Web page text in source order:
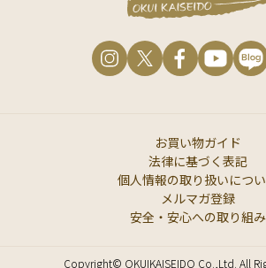
お買い物ガイド
法律に基づく表記
個人情報の取り扱いにつ
メルマガ登録
安全・安心への取り組み
Copyright© OKUIKAISEIDO Co.,Ltd. All